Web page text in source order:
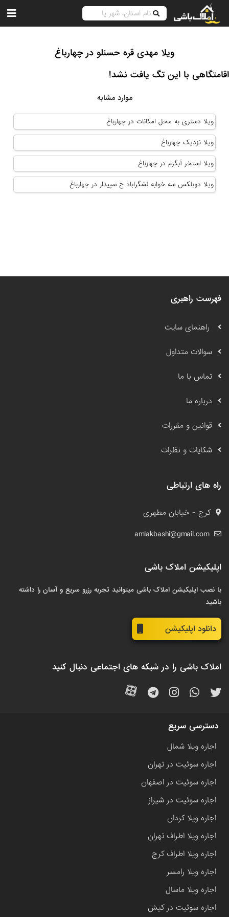
ویلا مهدی قره حسنلو در چهارباغ
اقامتگاهی با این تگ یافت نشد!
موارد مشابه
ویلا دستری به محل امکانات در چهارباغ
ویلا نزدیک چهارباغ
ویلا استخر آبگرم در چهارباغ
ویلا دوبلکس سه خوابه لشگراباد خ سپیدار در چهارباغ
فهرست راهبری
راهنمای سایت
سوالات متداول
تماس با ما
درباره ما
قوانین و مقررات
شکایات و نظرات
راه های ارتباطی
کرج - خیابان مطهری
amlakbashi@gmail.com
اپلیکیشن املاک باشی
با نصب اپلیکیشن املاک باشی میتوانید تجربه رزرو سریع و آسان را داشته
باشید
دانلود اپلیکیشن
املاک باشی را در شبکه های اجتماعی دنبال کنید
دسترسی سریع
اجاره ویلا شمال
اجاره سوئیت در تهران
اجاره سوئیت در اصفهان
اجاره سوئیت در شیراز
اجاره ویلا کردان
اجاره ویلا اطراف تهران
اجاره ویلا اطراف کرج
اجاره ویلا رامسر
اجاره ویلا ماسال
اجاره سوئیت در کیش